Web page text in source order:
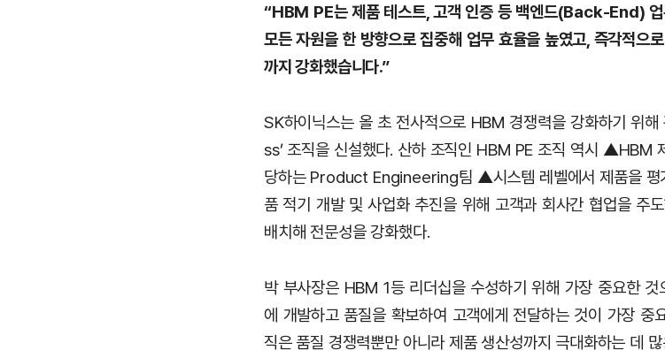
“HBM PE는 제품 테스트, 고객 인증 등 백엔드(Back-End) 업
모든 자원을 한 방향으로 집중해 업무 효율을 높였고, 즉각적으
까지 강화했습니다.”
SK하이닉스는 올 초 전사적으로 HBM 경쟁력을 강화하기 위
ss’ 조직을 신설했다. 산하 조직인 HBM PE 조직 역시 ▲HBM
당하는 Product Engineering팀 ▲시스템 레벨에서 제품을
품 적기 개발 및 사업화 추진을 위해 고객과 회사간 협업을
배치해 전문성을 강화했다.
박 부사장은 HBM 1등 리더십을 수성하기 위해 가장 중요한 것
에 개발하고 품질을 확보하여 고객에게 전달하는 것이 가장
직은 품질 경쟁력뿐만 아니라 제품 생산성까지 극대화하는 데